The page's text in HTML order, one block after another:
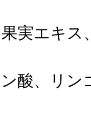
実エキ
酸、リン